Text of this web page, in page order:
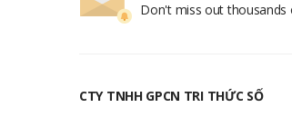
Don't miss out
CTY TNHH GPCN TRI THỨC SỐ